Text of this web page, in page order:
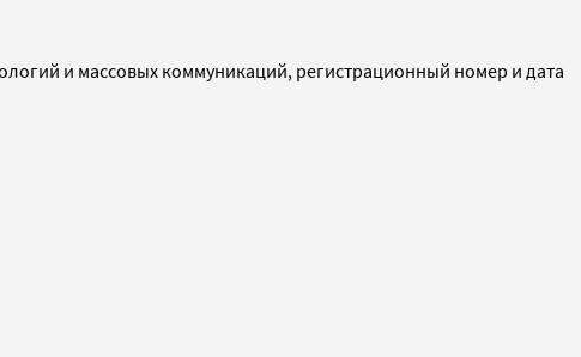
и массовых коммуникаций, регистрационный номер и дата